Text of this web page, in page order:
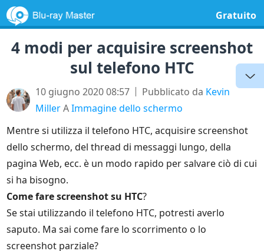
Gratuito
4 modi per acquisire screenshot
sul telefono HTC
10 giugno 2020 08:57 Pubblicato da Kevin
MillerAImmagine dello schermo
Mentre si utilizza il telefono HTC, acquisire screenshot
dello schermo, del thread di messaggi lungo, della
pagina Web, ecc. è un modo rapido per salvare ciò di cui
si ha bisogno.
Come fare screenshot su HTC?
Se stai utilizzando il telefono HTC, potresti averlo
saputo. Ma sai come fare lo scorrimento o lo
screenshot parziale?